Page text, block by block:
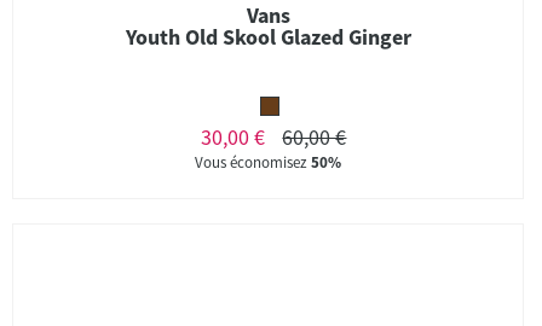
Vans
Youth Old Skool Glazed Ginger
30,00 € 60,00 €
Vous économisez50%